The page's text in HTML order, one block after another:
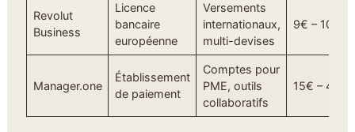
Revolut
Business
Licence
bancaire
européenne
Versements
internationaux,
multi-devises
9€ – 100€+
Manager.one
Établissement
de paiement
Comptes pour
PME, outils
collaboratifs
15€ – 45€